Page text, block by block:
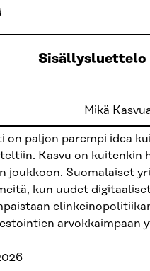
Mikä
Sisällysluettelo
vaille superjuttu
on paljon parempi idea
Kasvu on kuitenkin
joukkoon. Suomalaiset
kun uudet
arvokkaimpaan